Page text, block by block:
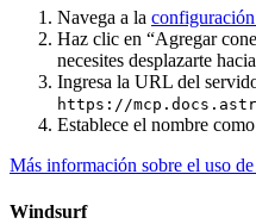
Navega a la
Haz clic en “Agregar
necesites desplazarte
Ingresa la URL del
https://
Establece el nombre
Más información sobre el uso
Windsurf